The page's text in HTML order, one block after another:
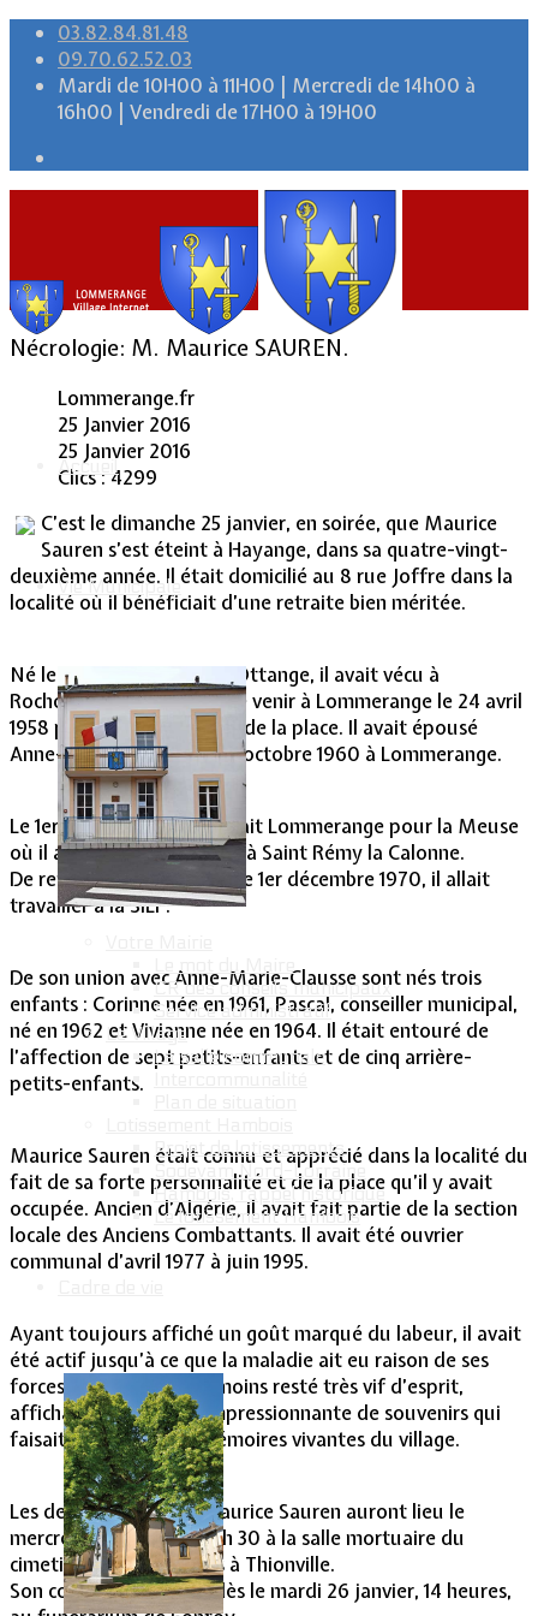
03.82.84.81.48
09.70.62.52.03
Mardi de 10H00 à 11H00 | Mercredi de 14h00 à
16h00 | Vendredi de 17H00 à 19H00
Accueil
Vie Municipale
Le mot du Maire
CR des conseils municipaux
Service administratif
Le Village
La salle communale
Projet de lotissements
Sodevam Nord-Lorraine
Hambois, rappel historique
Le lotissement Hambois
Nécrologie: M. Maurice SAUREN.
Lommerange.fr
25 Janvier 2016
25 Janvier 2016
Clics : 4299
C’est le dimanche 25 janvier, en soirée, que Maurice
Sauren s’est éteint à Hayange, dans sa quatre-vingt-
deuxième année. Il était domicilié au 8 rue Joffre dans la
localité où il bénéficiait d’une retraite bien méritée.
Né le 31 décembre 1934 à Ottange, il avait vécu à
Rochonvillers avant que de venir à Lommerange le 24 avril
1958 pour y tenir la ferme de la place. Il avait épousé
Anne-Marie Clausse le 1er octobre 1960 à Lommerange.
Le 1er janvier 1968, il quittait Lommerange pour la Meuse
où il allait tenir une ferme à Saint Rémy la Calonne.
De retour à Lommerange le 1er décembre 1970, il allait
travailler à la SILF.
De son union avec Anne-Marie-Clausse sont nés trois
enfants : Corinne née en 1961, Pascal, conseiller municipal,
né en 1962 et Vivianne née en 1964. Il était entouré de
l’affection de sept petits-enfants et de cinq arrière-
petits-enfants.
Maurice Sauren était connu et apprécié dans la localité du
fait de sa forte personnalité et de la place qu’il y avait
occupée. Ancien d’Algérie, il avait fait partie de la section
locale des Anciens Combattants. Il avait été ouvrier
communal d’avril 1977 à juin 1995.
Ayant toujours affiché un goût marqué du labeur, il avait
été actif jusqu’à ce que la maladie ait eu raison de ses
forces. Il n’en était pas moins resté très vif d’esprit,
affichant une somme impressionnante de souvenirs qui
faisait de lui une des mémoires vivantes du village.
Les derniers adieux à Maurice Sauren auront lieu le
mercredi 27 janvier à 16 h 30 à la salle mortuaire du
cimetière Saint-François à Thionville.
Son corps sera déposé dès le mardi 26 janvier, 14 heures,